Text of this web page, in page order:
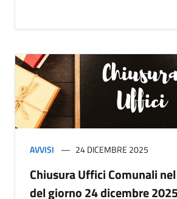
AVVISI 24 DICEMBRE 2025
Chiusura Uffici Comunali
del giorno 24 dicembre